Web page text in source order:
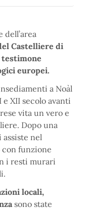
dell’area
Castelliere di
testimone
europei.
a Noàl
e XII secolo avanti
vita un vero e
Dopo una
assiste nel
con funzione
i resti murari
locali,
sono state